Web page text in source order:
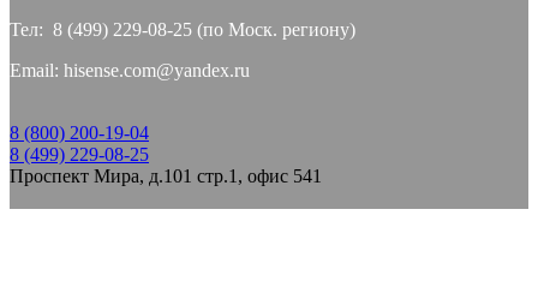
Тел: 8 (499) 229-08-25 (по Моск. региону)
Email: hisense.com@yandex.ru
8 (800) 200-19-04
8 (499) 229-08-25
Проспект Мира, д.101 стр.1, офис 541